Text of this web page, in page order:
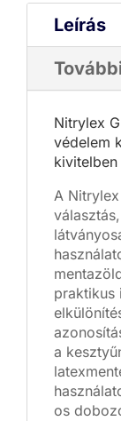
Leírás
Nitrylex
védelem
kivitelben
A
praktikus
a
os